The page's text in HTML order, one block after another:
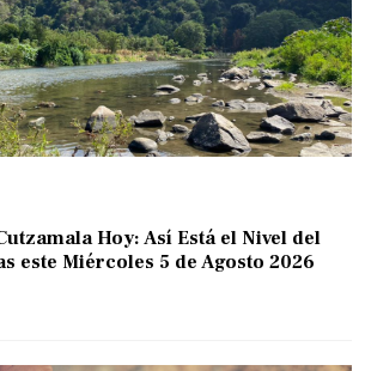
Hoy: Así Está el Nivel del
este Miércoles 5 de Agosto 2026